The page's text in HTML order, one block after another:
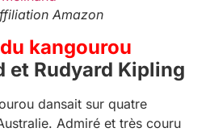
Amazon
kangourou
et Rudyard Kipling
dansait sur quatre
Admiré et très couru